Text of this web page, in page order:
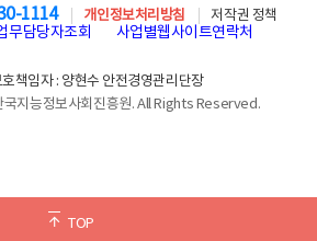
TOP
1114 개인정보처리방침
저작권 정책
무담당자조회 사업별웹사이트연락처
책임자 : 양현수 안전경영관리단장
지능정보사회진흥원. All Rights Reserved.